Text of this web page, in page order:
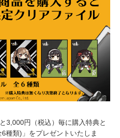
3,000円（税込）毎に購入特典と
種類)」をプレゼントいたしま